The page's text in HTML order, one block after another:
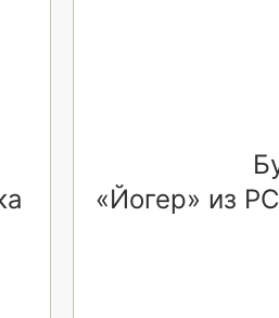
«Йогер» из